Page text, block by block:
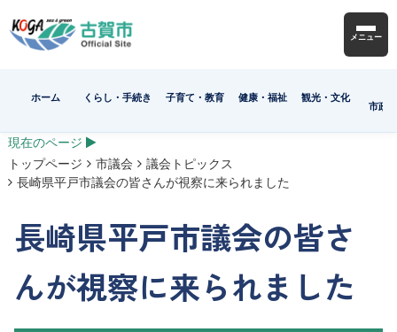
メニュー
ホーム くらし・手続き 子育て・教育 健康・福祉
観光・文化
市政
現在のページ
トップページ
市議会
議会トピックス
長崎県平戸市議会の皆さんが視察に来られました
長崎県平戸市議会の皆さ
んが視察に来られました